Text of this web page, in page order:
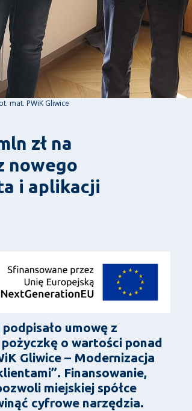
mat. PWiK Gliwice
zł na
nowego
i aplikacji
umowę z
o wartości ponad
Gliwice – Modernizacja
Finansowanie,
miejskiej spółce
cyfrowe narzędzia.